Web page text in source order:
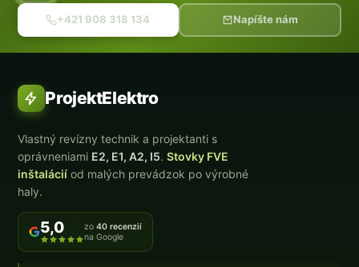
+421 908 318 134 Napíšte nám
ProjektElektro
Vlastný revízny technik a projektanti s
oprávneniami E2, E1, A2, I5.Stovky FVE
inštalácií od malých prevádzok po výrobné
haly.
5,0 zo40 recenzií
na Google